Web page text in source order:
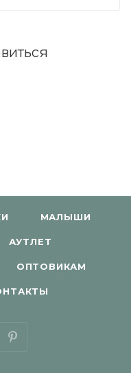
МАЛЫШИ
АУТЛЕТ
ОПТОВИКАМ